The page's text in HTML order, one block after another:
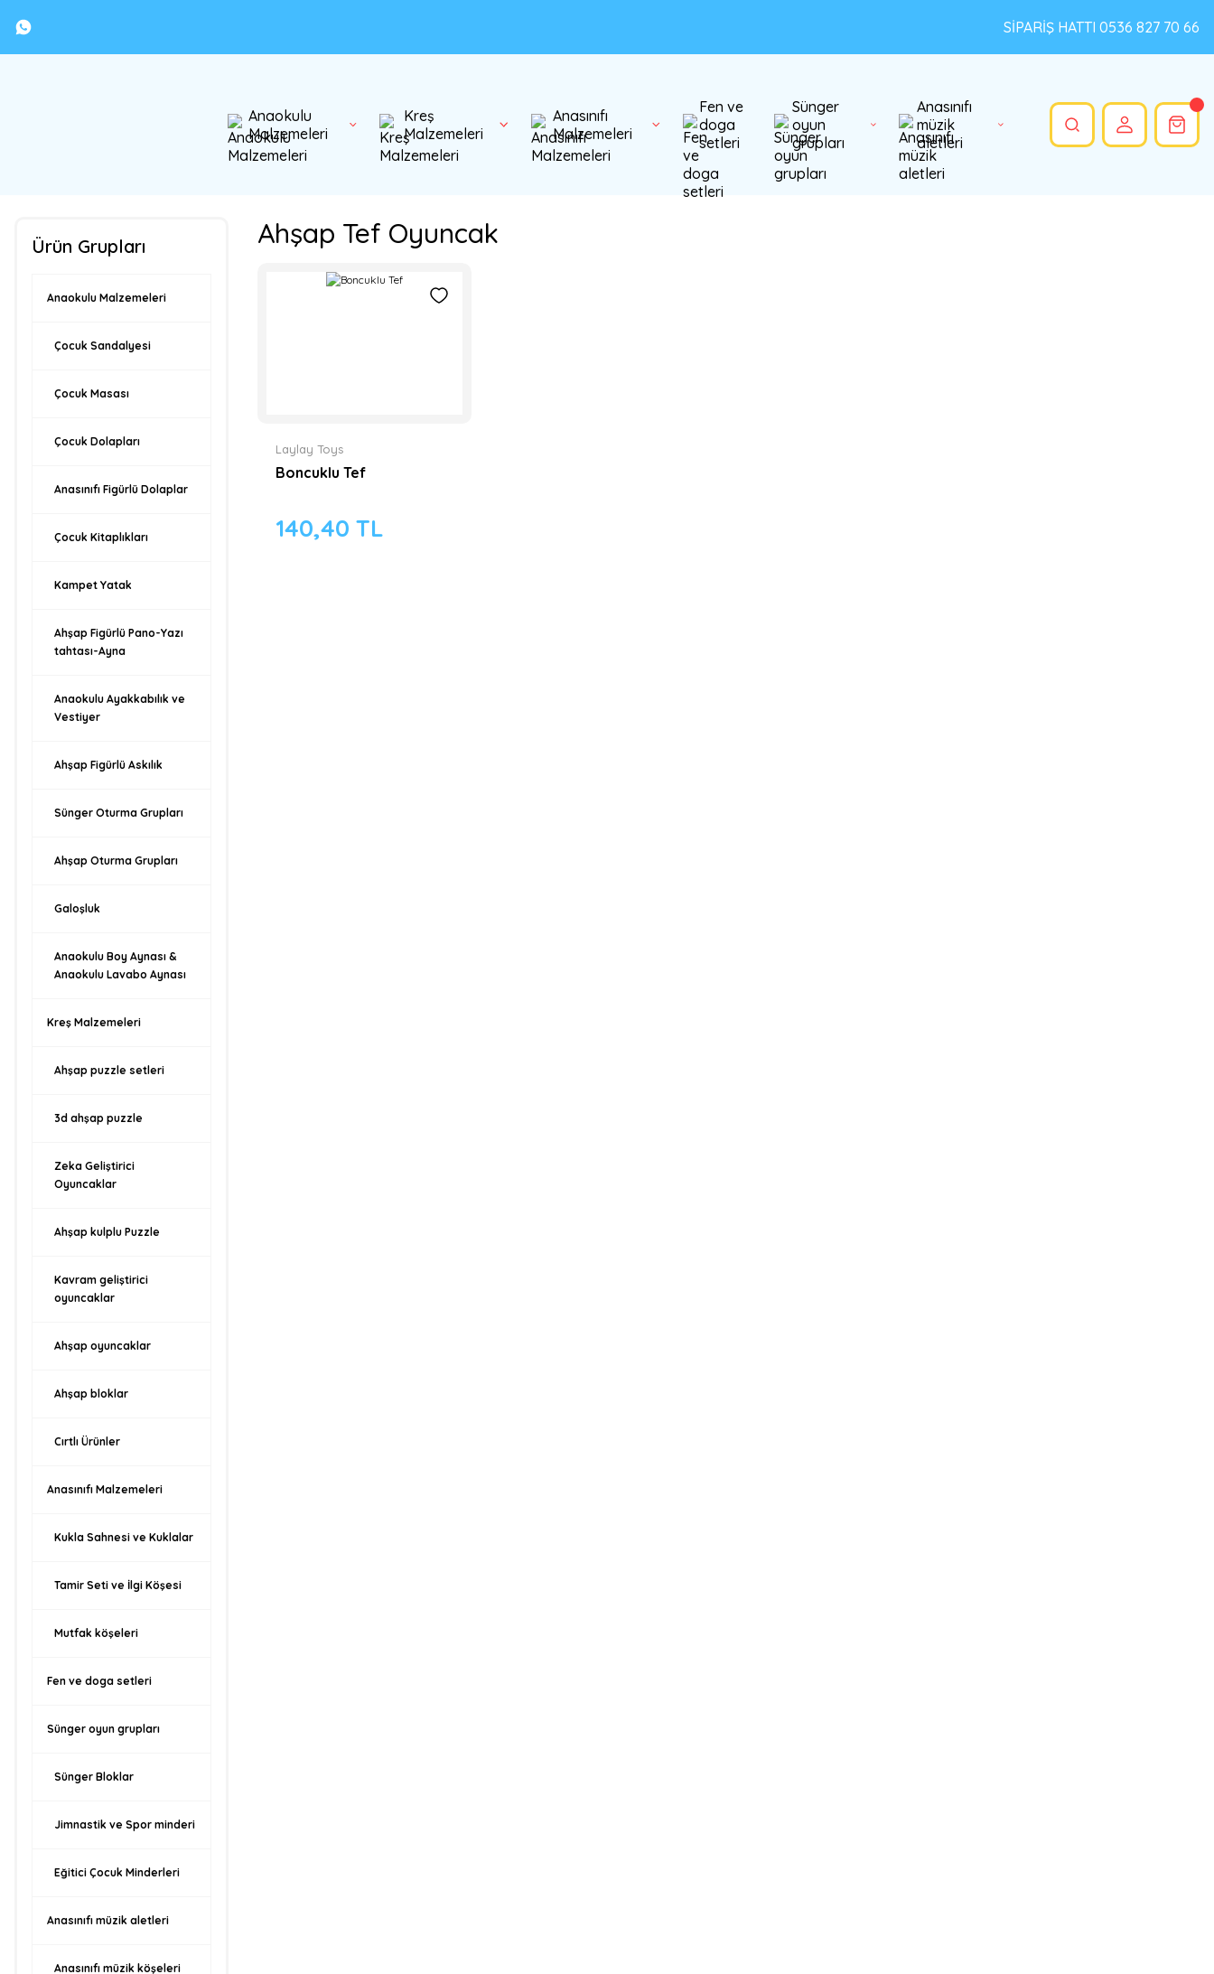
SİPARİŞ HATTI 0536 827 70 66
Anaokulu
Malzemeleri
Kreş
Malzemeleri
Anasınıfı
Malzemeleri
Fen ve
doga
setleri
Sünger
oyun
grupları
Anasınıfı
müzik
aletleri
Ürün Grupları
Anaokulu Malzemeleri
Çocuk Sandalyesi
Çocuk Masası
Çocuk Dolapları
Anasınıfı Figürlü Dolaplar
Çocuk Kitaplıkları
Kampet Yatak
Ahşap Figürlü Pano-Yazı
tahtası-Ayna
Anaokulu Ayakkabılık ve
Vestiyer
Ahşap Figürlü Askılık
Sünger Oturma Grupları
Ahşap Oturma Grupları
Galoşluk
Anaokulu Boy Aynası &
Anaokulu Lavabo Aynası
Kreş Malzemeleri
Ahşap puzzle setleri
3d ahşap puzzle
Zeka Geliştirici
Oyuncaklar
Ahşap kulplu Puzzle
Kavram geliştirici
oyuncaklar
Ahşap oyuncaklar
Ahşap bloklar
Cırtlı Ürünler
Anasınıfı Malzemeleri
Kukla Sahnesi ve Kuklalar
Tamir Seti ve İlgi Köşesi
Mutfak köşeleri
Fen ve doga setleri
Sünger oyun grupları
Sünger Bloklar
Jimnastik ve Spor minderi
Eğitici Çocuk Minderleri
Anasınıfı müzik aletleri
Anasınıfı müzik köşeleri
Ahşap Tef Oyuncak
Laylay Toys
Boncuklu Tef
140,40 TL